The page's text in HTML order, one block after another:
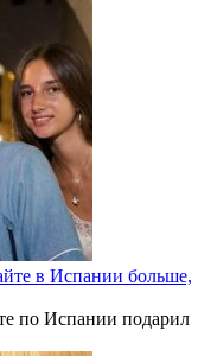
в Испании больше,
по Испании подарил